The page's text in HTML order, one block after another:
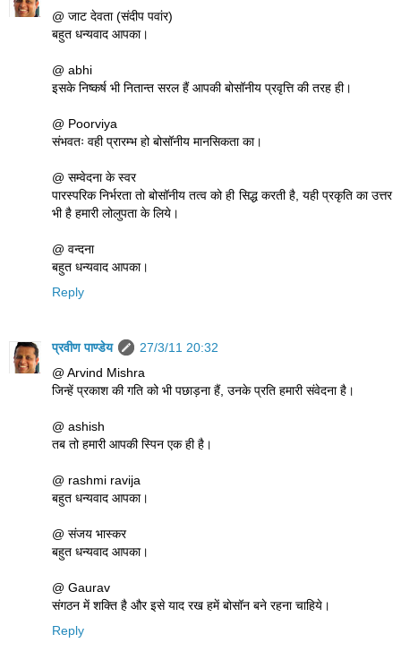
@ जाट देवता (संदीप पवांर)
बहुत धन्यवाद आपका।
@ abhi
इसके निष्कर्ष भी नितान्त सरल हैं आपकी बोसॉनीय प्रवृत्ति की तरह ही।
@ Poorviya
संभवतः वही प्रारम्भ हो बोसॉनीय मानसिकता का।
@ सम्वेदना के स्वर
पारस्परिक निर्भरता तो बोसॉनीय तत्व को ही सिद्ध करती है, यही प्रकृति का उत्तर
भी है हमारी लोलुपता के लिये।
@ वन्दना
बहुत धन्यवाद आपका।
Reply
प्रवीण पाण्डेय
27/3/11 20:32
@ Arvind Mishra
जिन्हें प्रकाश की गति को भी पछाड़ना हैं, उनके प्रति हमारी संवेदना है।
@ ashish
तब तो हमारी आपकी स्पिन एक ही है।
@ rashmi ravija
बहुत धन्यवाद आपका।
@ संजय भास्कर
बहुत धन्यवाद आपका।
@ Gaurav
संगठन में शक्ति है और इसे याद रख हमें बोसॉन बने रहना चाहिये।
Reply